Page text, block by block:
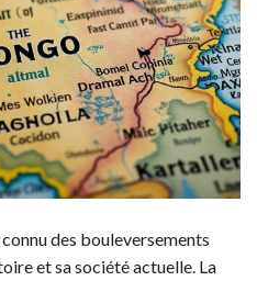
des bouleversements
et sa société actuelle. La